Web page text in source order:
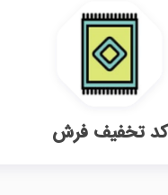
کد تخفیف فرش